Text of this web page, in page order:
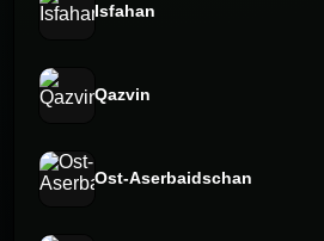
Isfahan
Qazvin
Ost-Aserbaidschan